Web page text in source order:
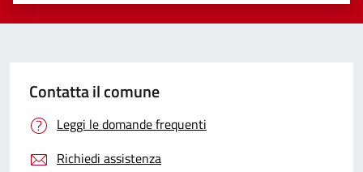
Contatta il comune
Leggi le domande frequenti
Richiedi assistenza